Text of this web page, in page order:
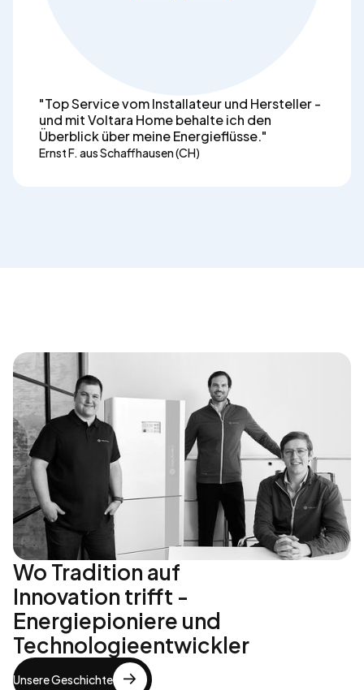
"Top Service vom Installateur und Hersteller -
und mit Voltara Home behalte ich den
Überblick über meine Energieflüsse."
Ernst F. aus Schaffhausen (CH)
Wo Tradition auf
Innovation trifft -
Energiepioniere und
Technologieentwickler
Unsere Geschichte